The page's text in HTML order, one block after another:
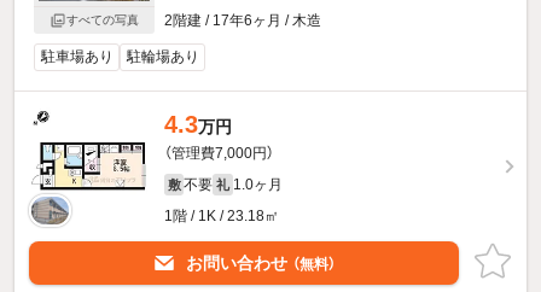
すべての写真
2階建 / 17年6ヶ月 / 木造
駐車場あり 駐輪場あり
4.3万円
（管理費7,000円）
敷 不要 礼 1.0ヶ月
1階 / 1K / 23.18㎡
お問い合わせ （無料）